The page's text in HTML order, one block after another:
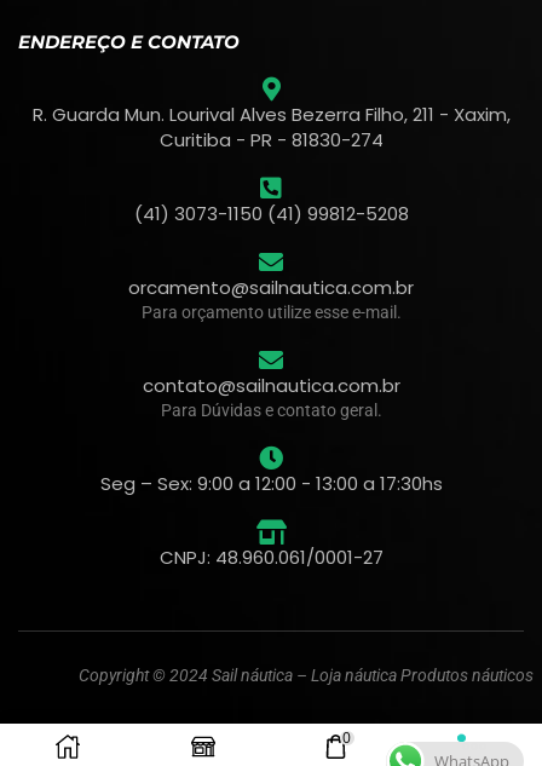
0
ENDEREÇO E CONTATO
R. Guarda Mun. Lourival Alves Bezerra Filho, 211 - Xaxim,
Curitiba - PR - 81830-274
(41) 3073-1150 (41) 99812-5208
orcamento@sailnautica.com.br
Para orçamento utilize esse e-mail.
contato@sailnautica.com.br
Para Dúvidas e contato geral.
Seg – Sex: 9:00 a 12:00 - 13:00 a 17:30hs
CNPJ: 48.960.061/0001-27
Copyright © 2024 Sail náutica – Loja náutica Produtos náuticos
WhatsApp